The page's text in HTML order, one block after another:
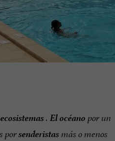
ecosistemas . El océano por un
porsenderistas más o menos